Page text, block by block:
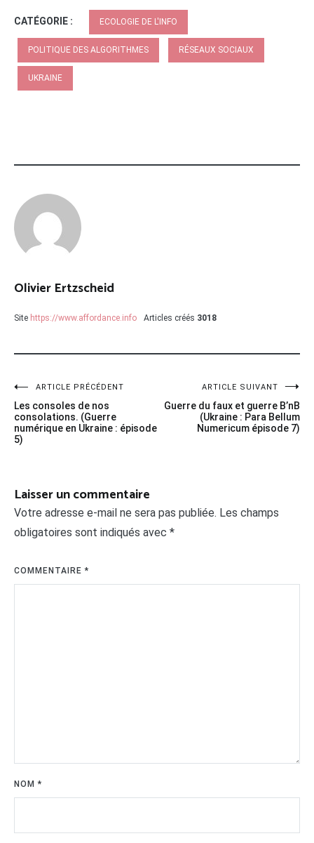
CATÉGORIE : ECOLOGIE DE L'INFO
POLITIQUE DES ALGORITHMES RÉSEAUX SOCIAUX
UKRAINE
Olivier Ertzscheid
Site https://www.affordance.info Articles créés 3018
Navigation
de
l’article
ARTICLE PRÉCÉDENT
Les consoles de nos
consolations. (Guerre
numérique en Ukraine : épisode
5)
ARTICLE SUIVANT
Guerre du faux et guerre B’nB
(Ukraine : Para Bellum
Numericum épisode 7)
Laisser un commentaire
Votre adresse e-mail ne sera pas publiée. Les champs
obligatoires sont indiqués avec *
COMMENTAIRE*
NOM*